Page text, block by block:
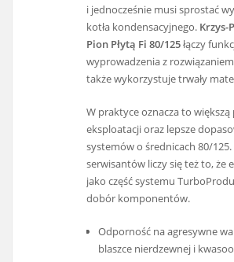
i jednocześnie musi sprostać
kotła kondensacyjnego. Krzys-
Pion Płytą Fi 80/125łączy
wyprowadzenia z
także wykorzystuje trwały
W praktyce oznacza to
eksploatacji oraz lepsze
systemów o średnicach 80/
serwisantów liczy się też to, że
jako część systemu
dobór komponentów.
Odporność na agresywne
blaszce nierdzewnej i